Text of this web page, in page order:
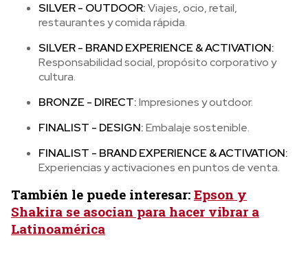
SILVER - OUTDOOR:Viajes, ocio, retail,
restaurantes y comida rápida.
SILVER - BRAND EXPERIENCE & ACTIVATION:
Responsabilidad social, propósito corporativo y
cultura.
BRONZE - DIRECT:Impresiones y outdoor.
FINALIST - DESIGN:Embalaje sostenible.
FINALIST - BRAND EXPERIENCE & ACTIVATION:
Experiencias y activaciones en puntos de venta.
También le puede interesar: Epson y
Shakira se asocian para hacer vibrar a
Latinoamérica